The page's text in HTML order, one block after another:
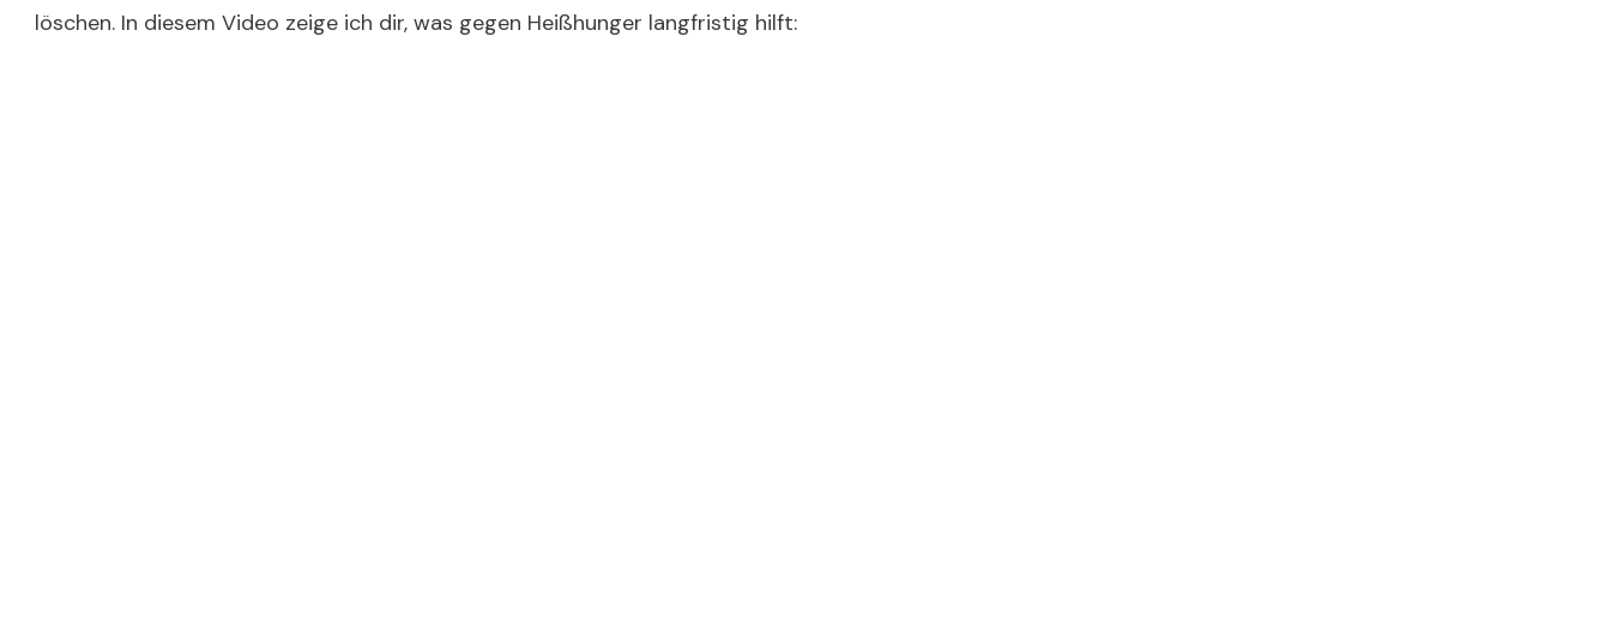
löschen. In diesem Video zeige ich dir, was gegen Heißhunger langfristig hilft: